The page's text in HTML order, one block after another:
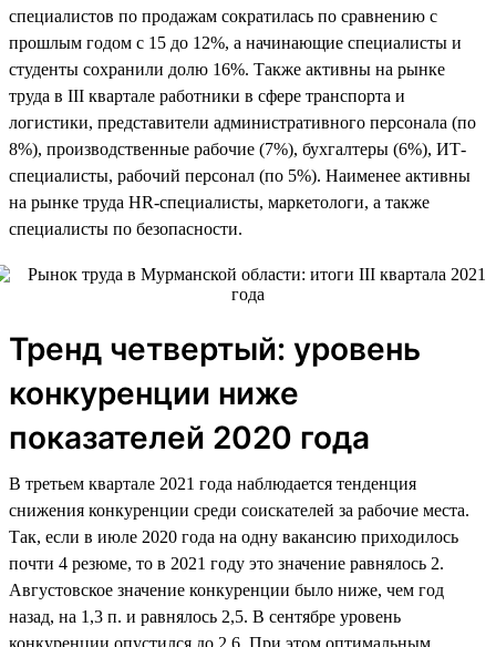
специалистов по продажам сократилась по сравнению с
прошлым годом с 15 до 12%, а начинающие специалисты и
студенты сохранили долю 16%. Также активны на рынке
труда в III квартале работники в сфере транспорта и
логистики, представители административного персонала (по
8%), производственные рабочие (7%), бухгалтеры (6%), ИТ-
специалисты, рабочий персонал (по 5%). Наименее активны
на рынке труда HR-специалисты, маркетологи, а также
специалисты по безопасности.
Тренд четвертый: уровень
конкуренции ниже
показателей 2020 года
В третьем квартале 2021 года наблюдается тенденция
снижения конкуренции среди соискателей за рабочие места.
Так, если в июле 2020 года на одну вакансию приходилось
почти 4 резюме, то в 2021 году это значение равнялось 2.
Августовское значение конкуренции было ниже, чем год
назад, на 1,3 п. и равнялось 2,5. В сентябре уровень
конкуренции опустился до 2,6. При этом оптимальным